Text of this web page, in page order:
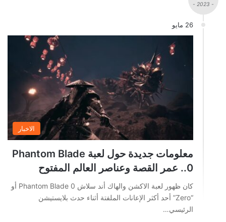
- 2023 -
26 مايو
الاخبار
معلومات جديدة حول لعبة Phantom Blade
0.. عمر القصة وعناصر العالم المفتوح
كان ظهور لعبة الاكشن والهاك أند سلاش Phantom Blade 0 أو
“Zero” أحد أكثر الإعانات الملفتة أثناء حدث بلايستيشن
الرئيسي…